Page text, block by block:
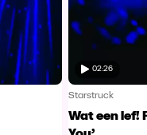
02:26
Starstruck
Wat een lef!